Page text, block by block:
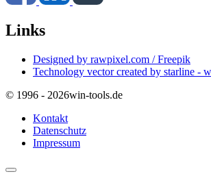
Links
Designed by rawpixel.com / Freepik
Technology vector created by starline -
© 1996 - 2026win-tools.de
Kontakt
Datenschutz
Impressum